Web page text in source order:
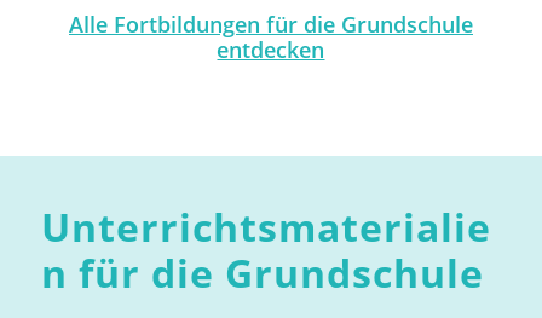
Alle Fortbildungen für die Grundschule
entdecken
Unterrichtsmaterialie
n für die Grundschule